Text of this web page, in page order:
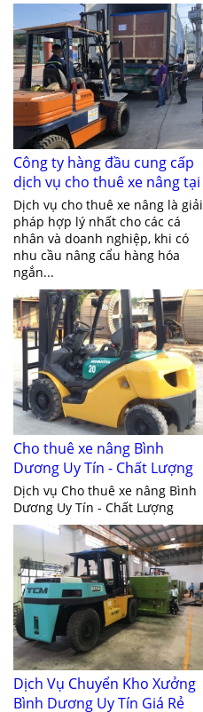
Công ty hàng đầu cung cấp
dịch vụ cho thuê xe nâng tại
Bình Dương
Dịch vụ cho thuê xe nâng là giải
pháp hợp lý nhất cho các cá
nhân và doanh nghiệp, khi có
nhu cầu nâng cẩu hàng hóa
ngắn...
Cho thuê xe nâng Bình
Dương Uy Tín - Chất Lượng
Dịch vụ Cho thuê xe nâng Bình
Dương Uy Tín - Chất Lượng
Dịch Vụ Chuyển Kho Xưởng
Bình Dương Uy Tín Giá Rẻ